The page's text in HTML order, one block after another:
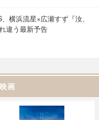
横浜流星×広瀬すず『汝、
違う最新予告
画